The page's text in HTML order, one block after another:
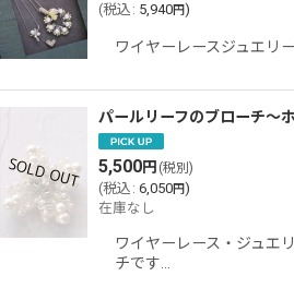
(税込 : 5,940円)
ワイヤーレースジュエ
パールリーフのブローチ〜
5,500円 (税別)
(税込 : 6,050円)
在庫なし
ワイヤーレース・ジュエ
チです…